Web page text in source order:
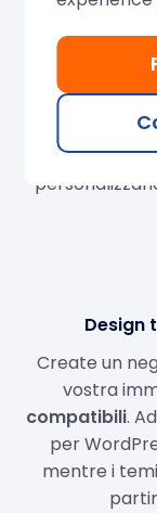
Lancio
Create e
vostro sito,
Design
Create un
vostra
compatibili.
per
mentre i